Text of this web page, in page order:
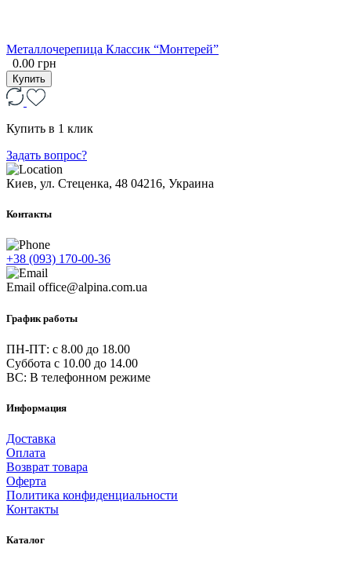
Металлочерепица Классик “Монтерей”
0.00 грн
Купить
Купить в 1 клик
Задать вопрос?
Киев, ул. Стеценка, 48 04216, Украина
Контакты
+38 (093) 170-00-36
Email office@alpina.com.ua
График работы
ПН-ПТ: c 8.00 до 18.00
Суббота с 10.00 до 14.00
ВС: В телефонном режиме
Информация
Доставка
Оплата
Возврат товара
Оферта
Политика конфиденциальности
Контакты
Каталог